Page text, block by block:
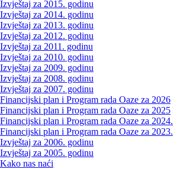
Izvještaj za 2015. godinu
Izvještaj za 2014. godinu
Izvještaj za 2013. godinu
Izvještaj za 2012. godinu
Izvještaj za 2011. godinu
Izvještaj za 2010. godinu
Izvještaj za 2009. godinu
Izvještaj za 2008. godinu
Izvještaj za 2007. godinu
Financijski plan i Program rada Oaze za 2026
Financijski plan i Program rada Oaze za 2025
Financijski plan i Program rada Oaze za 2024.
Financijski plan i Program rada Oaze za 2023.
Izvještaj za 2006. godinu
Izvještaj za 2005. godinu
Kako nas naći